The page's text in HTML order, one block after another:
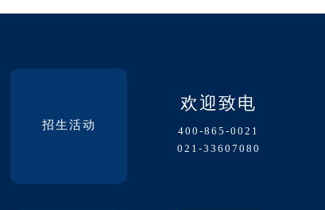
招生活动
欢迎致电
400-865-0021
021-33607080